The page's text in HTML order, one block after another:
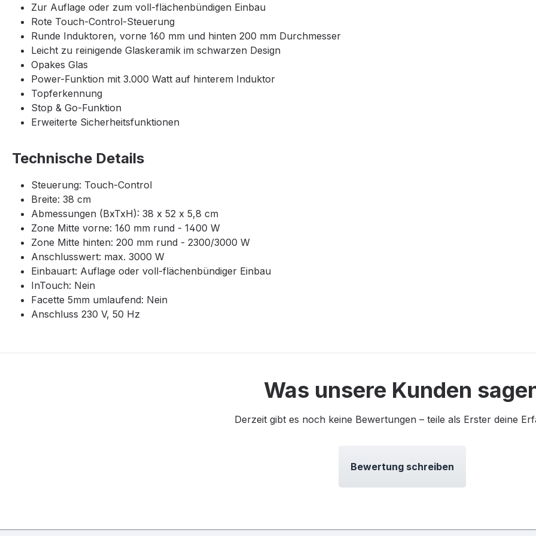
Zur Auflage oder zum voll-flächenbündigen Einbau
Rote Touch-Control-Steuerung
Runde Induktoren, vorne 160 mm und hinten 200 mm Durchmesser
Leicht zu reinigende Glaskeramik im schwarzen Design
Opakes Glas
Power-Funktion mit 3.000 Watt auf hinterem Induktor
Topferkennung
Stop & Go-Funktion
Erweiterte Sicherheitsfunktionen
Technische Details
Steuerung: Touch-Control
Breite: 38 cm
Abmessungen (BxTxH): 38 x 52 x 5,8 cm
Zone Mitte vorne: 160 mm rund - 1400 W
Zone Mitte hinten: 200 mm rund - 2300/3000 W
Anschlusswert: max. 3000 W
Einbauart: Auflage oder voll-flächenbündiger Einbau
InTouch: Nein
Facette 5mm umlaufend: Nein
Anschluss 230 V, 50 Hz
Was unsere Kunden
Derzeit gibt es noch keine Bewertungen – teile als Erster deine
Bewertung schreiben